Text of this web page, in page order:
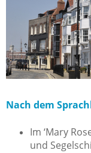
Nach dem
Im ‘Mary
und